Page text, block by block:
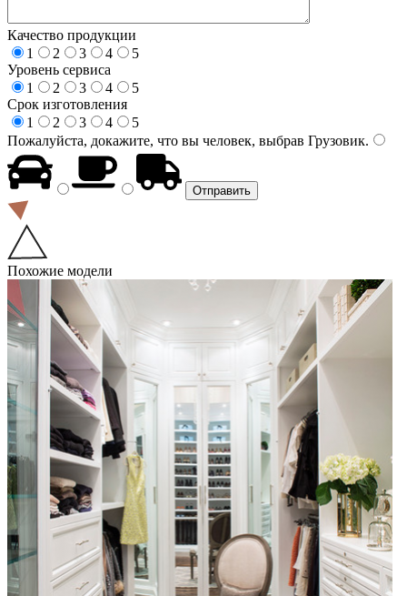
Качество продукции
1
2 3 4
5
Уровень сервиса
1
2 3 4
5
Срок изготовления
1
2 3 4
5
Пожалуйста, докажите, что вы человек, выбрав Грузовик.
Похожие модели